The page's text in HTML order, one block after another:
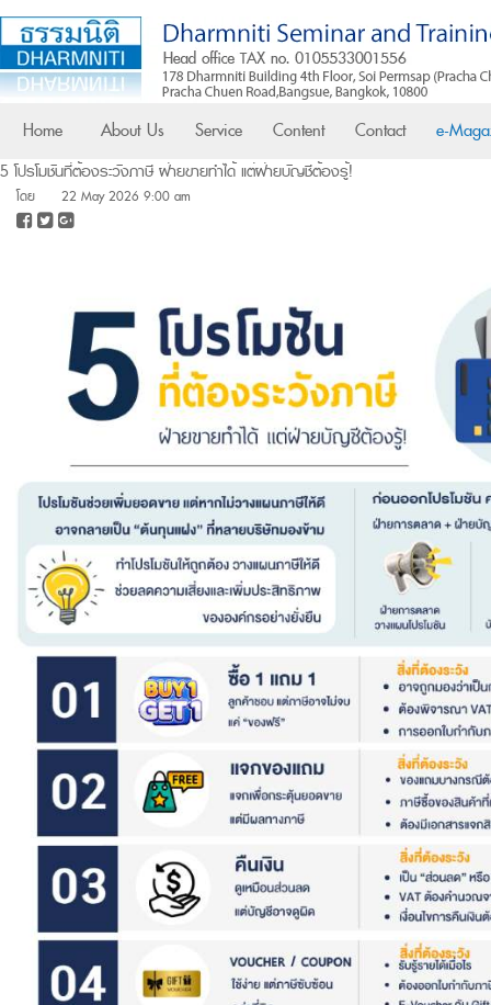
Home About Us Service Content Contact e-
5 โปรโมชันที่ต้องระวังภาษี ฝ่ายขายทำได้ แต่ฝ่ายบัญชีต้องรู้!
โดย 22 May 2026 9:00 am